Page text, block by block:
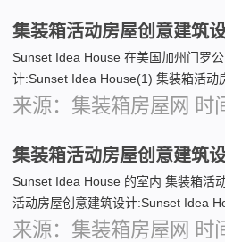
集装箱活动房屋创意建筑
Sunset Idea House 在美国加州门罗
计:Sunset Idea House(1) 集装箱活动
来源：集装箱房屋网 时
集装箱活动房屋创意建筑
Sunset Idea House 的室内 集装箱活
活动房屋创意建筑设计:Sunset Idea
来源：集装箱房屋网 时